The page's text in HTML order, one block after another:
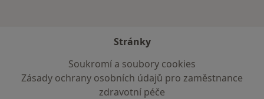
Stránky
Soukromí a soubory cookies
Zásady ochrany osobních údajů pro zaměstnance
zdravotní péče